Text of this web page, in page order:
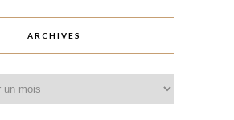
ARCHIVES